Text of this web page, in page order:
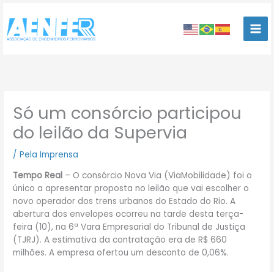
para
conteúdo
Só um consórcio participou
do leilão da Supervia
/Pela Imprensa
Tempo Real – O consórcio Nova Via (ViaMobilidade) foi o
único a apresentar proposta no leilão que vai escolher o
novo operador dos trens urbanos do Estado do Rio. A
abertura dos envelopes ocorreu na tarde desta terça-
feira (10), na 6ª Vara Empresarial do Tribunal de Justiça
(TJRJ). A estimativa da contratação era de R$ 660
milhões. A empresa ofertou um desconto de 0,06%.